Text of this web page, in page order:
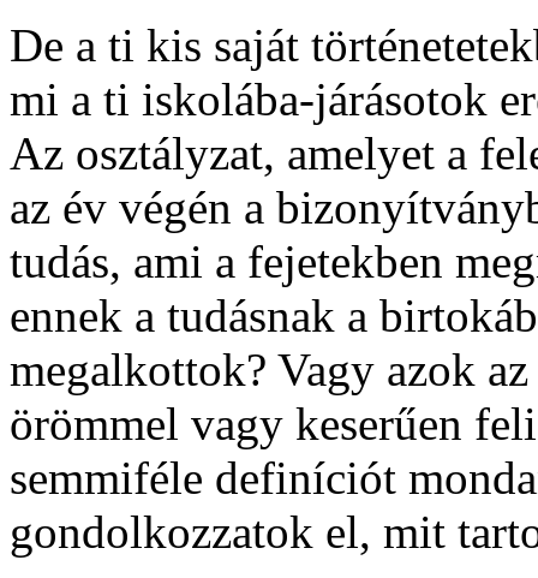
De a ti kis saját
mi a ti iskolába-járásotok
Az osztályzat, amelyet a
az év végén a
tudás, ami a fejetekben
ennek a tudásnak a
megalkottok? Vagy azok
örömmel vagy keserűen
semmiféle definíciót
gondolkozzatok el, mit